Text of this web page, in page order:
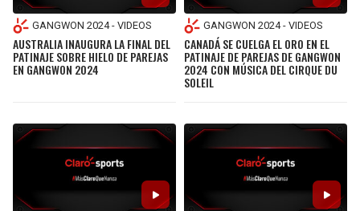
GANGWON 2024 - VIDEOS
AUSTRALIA INAUGURA LA FINAL DEL
PATINAJE SOBRE HIELO DE PAREJAS
EN GANGWON 2024
GANGWON 2024 - VIDEOS
CANADÁ SE CUELGA EL ORO EN EL
PATINAJE DE PAREJAS DE GANGWON
2024 CON MÚSICA DEL CIRQUE DU
SOLEIL